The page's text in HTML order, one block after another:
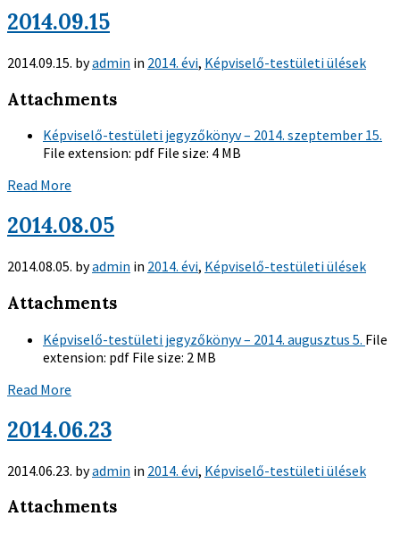
2014.09.15
2014.09.15. byadmin in 2014. évi, Képviselő-testületi ülések
Attachments
Képviselő-testületi jegyzőkönyv – 2014. szeptember 15.
File extension: pdf File size: 4 MB
Read More
2014.08.05
2014.08.05. byadmin in 2014. évi, Képviselő-testületi ülések
Attachments
Képviselő-testületi jegyzőkönyv – 2014. augusztus 5. File
extension: pdf File size: 2 MB
Read More
2014.06.23
2014.06.23. byadmin in 2014. évi, Képviselő-testületi ülések
Attachments